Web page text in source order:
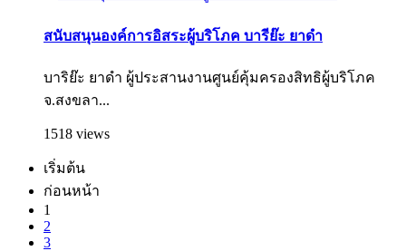
สนับสนุนองค์การอิสระผู้บริโภค บารีย๊ะ ยาดำ
บาริย๊ะ ยาดำ ผู้ประสานงานศูนย์คุ้มครองสิทธิผู้บริโภค
จ.สงขลา...
1518 views
เริ่มต้น
ก่อนหน้า
1
2
3